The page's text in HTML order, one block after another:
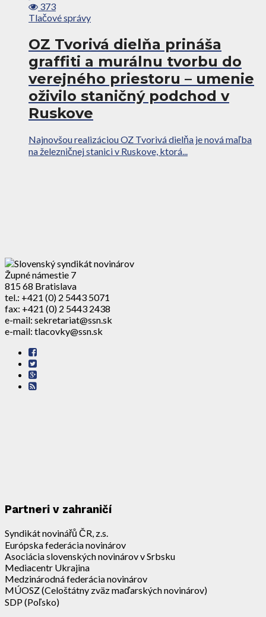
373
Tlačové správy
OZ Tvorivá dielňa prináša
graffiti a murálnu tvorbu do
verejného priestoru – umenie
oživilo staničný podchod v
Ruskove
Najnovšou realizáciou OZ Tvorivá dielňa je nová maľba
na železničnej stanici v Ruskove, ktorá...
Župné námestie 7
815 68 Bratislava
tel.: +421 (0) 2 5443 5071
fax: +421 (0) 2 5443 2438
e-mail: sekretariat@ssn.sk
e-mail: tlacovky@ssn.sk
Partneri v zahraničí
Syndikát novinářů ČR, z.s.
Európska federácia novinárov
Asociácia slovenských novinárov v Srbsku
Mediacentr Ukrajina
Medzinárodná federácia novinárov
MÚOSZ (Celoštátny zväz maďarských novinárov)
SDP (Poľsko)